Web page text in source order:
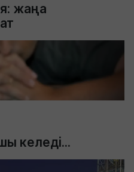
жаңа
келеді...